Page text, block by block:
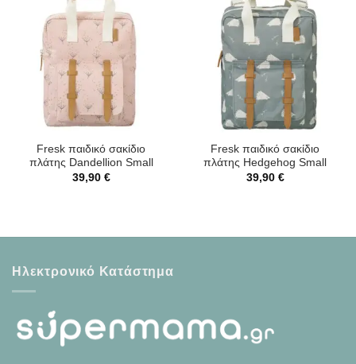
Fresk παιδικό σακίδιο
πλάτης Dandellion Small
39,90 €
Fresk παιδικό σακίδιο
πλάτης Hedgehog Small
39,90 €
Ηλεκτρονικό Κατάστημα